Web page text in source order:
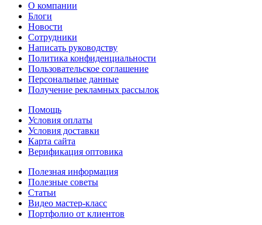
О компании
Блоги
Новости
Сотрудники
Написать руководству
Политика конфиденциальности
Пользовательское соглашение
Персональные данные
Получение рекламных рассылок
Помощь
Условия оплаты
Условия доставки
Карта сайта
Верификация оптовика
Полезная информация
Полезные советы
Статьи
Видео мастер-класс
Портфолио от клиентов